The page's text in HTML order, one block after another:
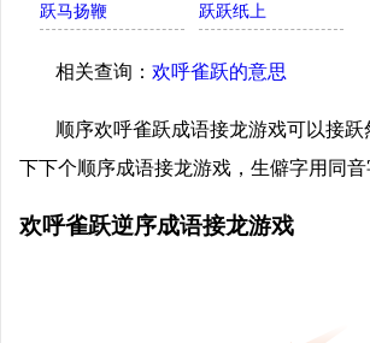
跃马扬鞭 跃跃纸上
相关查询： 欢呼雀跃的意思
顺序欢呼雀跃成语接龙游戏可以接
下下个顺序成语接龙游戏，生僻字用同音
欢呼雀跃逆序成语接龙游戏